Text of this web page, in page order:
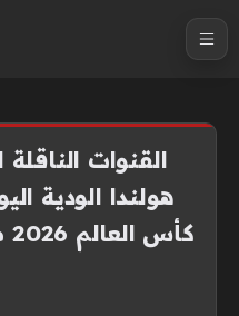
القنوات
هولندا الودية
كأس العالم 2026 مع الموعد والتشكيلة